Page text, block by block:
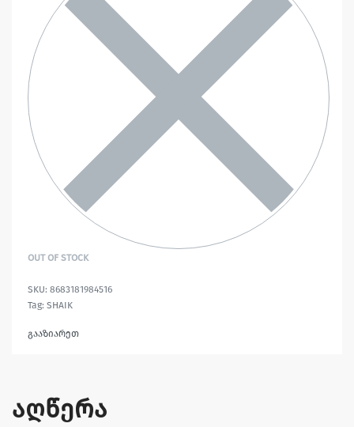
OUT OF STOCK
8683181984516
Tag: SHAIK
გააზიარეთ
აღწერა